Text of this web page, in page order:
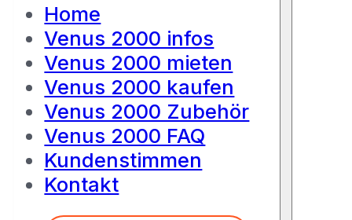
Home
Venus 2000 infos
Venus 2000 mieten
Venus 2000 kaufen
Venus 2000 Zubehör
Venus 2000 FAQ
Kundenstimmen
Kontakt